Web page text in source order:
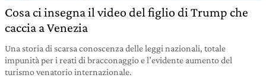
Cosa ci insegna il video del figlio di Trump che
caccia a Venezia
Una storia di scarsa conoscenza delle leggi nazionali, totale
impunità per i reati di bracconaggio e l’evidente aumento del
turismo venatorio internazionale.